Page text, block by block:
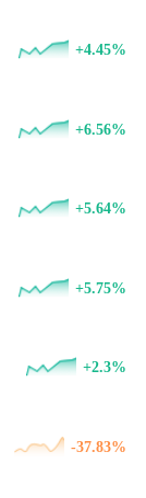
+4.45%
+6.56%
+5.64%
+5.75%
+2.3%
-37.83%